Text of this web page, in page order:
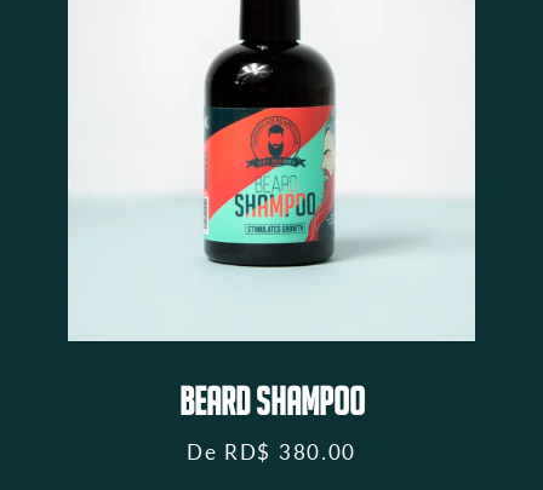
BEARD SHAMPOO
De RD$ 380.00